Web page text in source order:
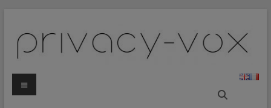
contenu
Privacy
Menu